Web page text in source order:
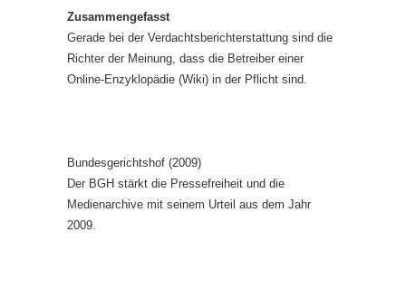
Zusammengefasst
Gerade bei der Verdachtsberichterstattung sind die
Richter der Meinung, dass die Betreiber einer
Online-Enzyklopädie (Wiki) in der Pflicht sind.
Bundesgerichtshof (2009)
Der BGH stärkt die Pressefreiheit und die
Medienarchive mit seinem Urteil aus dem Jahr
2009.